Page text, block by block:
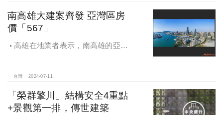
南高雄大建案齊發 亞灣區房
價「567」
高雄在地業者表示，南高雄的亞洲
台灣 2024-07-11
「榮群擎川」結構安全4重點
+景觀第一排，傳世建築